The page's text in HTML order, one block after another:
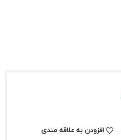
افزودن به علاقه مندی